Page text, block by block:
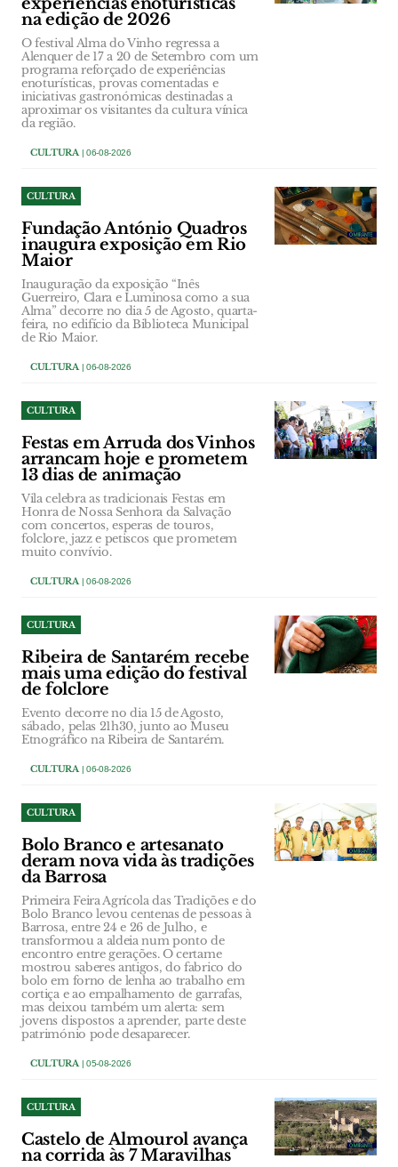
na edição de 2026
O festival Alma do Vinho regressa a
Alenquer de 17 a 20 de Setembro com um
programa reforçado de experiências
enoturísticas, provas comentadas e
iniciativas gastronómicas destinadas a
aproximar os visitantes da cultura vínica
da região.
CULTURA| 06-08-2026
CULTURA
Fundação António Quadros
inaugura exposição em Rio
Maior
Inauguração da exposição “Inês
Guerreiro, Clara e Luminosa como a sua
Alma” decorre no dia 5 de Agosto, quarta-
feira, no edifício da Biblioteca Municipal
de Rio Maior.
CULTURA| 06-08-2026
CULTURA
Festas em Arruda dos Vinhos
arrancam hoje e prometem
13 dias de animação
Vila celebra as tradicionais Festas em
Honra de Nossa Senhora da Salvação
com concertos, esperas de touros,
folclore, jazz e petiscos que prometem
muito convívio.
CULTURA| 06-08-2026
CULTURA
Ribeira de Santarém recebe
mais uma edição do festival
de folclore
Evento decorre no dia 15 de Agosto,
sábado, pelas 21h30, junto ao Museu
Etnográfico na Ribeira de Santarém.
CULTURA| 06-08-2026
CULTURA
Bolo Branco e artesanato
deram nova vida às tradições
da Barrosa
Primeira Feira Agrícola das Tradições e do
Bolo Branco levou centenas de pessoas à
Barrosa, entre 24 e 26 de Julho, e
transformou a aldeia num ponto de
encontro entre gerações. O certame
mostrou saberes antigos, do fabrico do
bolo em forno de lenha ao trabalho em
cortiça e ao empalhamento de garrafas,
mas deixou também um alerta: sem
jovens dispostos a aprender, parte deste
património pode desaparecer.
CULTURA| 05-08-2026
CULTURA
Castelo de Almourol avança
na corrida às 7 Maravilhas